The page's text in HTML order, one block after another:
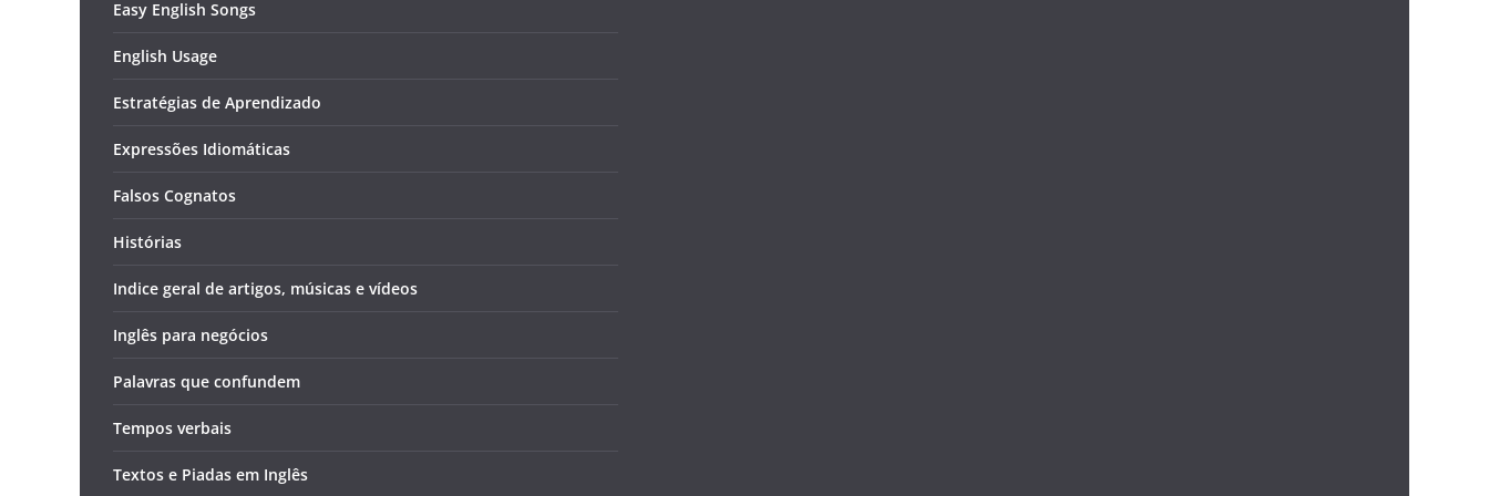
Easy English Songs
English Usage
Estratégias de Aprendizado
Expressões Idiomáticas
Falsos Cognatos
Histórias
Indice geral de artigos, músicas e vídeos
Inglês para negócios
Palavras que confundem
Tempos verbais
Textos e Piadas em Inglês